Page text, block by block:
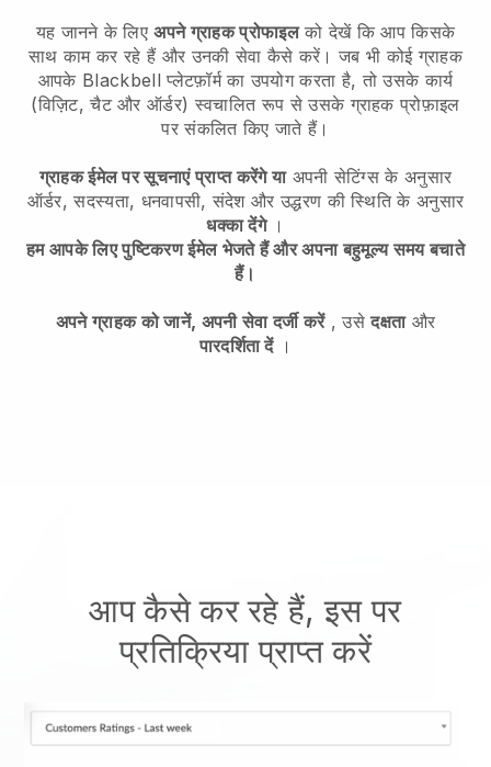
यह जानने के लिएअपने ग्राहक प्रोफाइलको देखें कि आप किसके
साथ काम कर रहे हैं और उनकी सेवा कैसे करें। जब भी कोई ग्राहक
आपके Blackbell प्लेटफ़ॉर्म का उपयोग करता है, तो उसके कार्य
(विज़िट, चैट और ऑर्डर) स्वचालित रूप से उसके ग्राहक प्रोफ़ाइल
पर संकलित किए जाते हैं।
ग्राहक ईमेल पर सूचनाएं प्राप्त करेंगे याअपनी सेटिंग्स के अनुसार
ऑर्डर, सदस्यता, धनवापसी, संदेश और उद्धरण की स्थिति के अनुसार
धक्का देंगे।
हम आपके लिए पुष्टिकरण ईमेल भेजते हैं और अपना बहुमूल्य समय बचाते
हैं।
अपने ग्राहक को जानें, अपनी सेवा दर्जी करें, उसेदक्षताऔर
पारदर्शिता दें।
आप कैसे कर रहे हैं, इस पर
प्रतिक्रिया प्राप्त करें